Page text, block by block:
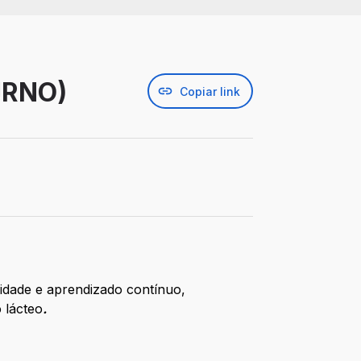
Copiar link
e aprendizado contínuo,
lácteo.